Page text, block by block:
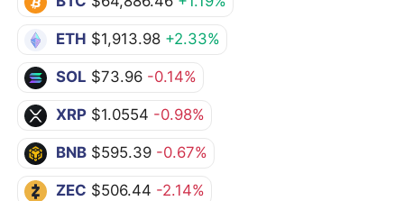
ETH $1,913.98 +2.33%
SOL $73.96 -0.14%
XRP $1.0554 -0.98%
BNB $595.39 -0.67%
ZEC $506.44 -2.14%